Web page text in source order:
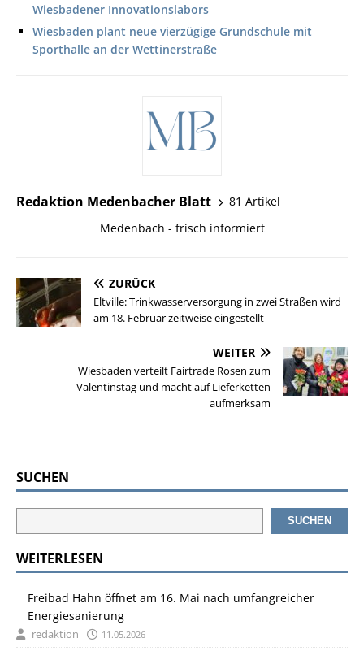
Wiesbadener Innovationslabors
Wiesbaden plant neue vierzügige Grundschule mit
Sporthalle an der Wettinerstraße
Redaktion Medenbacher Blatt
81 Artikel
Medenbach - frisch informiert
ZURÜCK
Eltville: Trinkwasserversorgung in zwei Straßen wird
am 18. Februar zeitweise eingestellt
WEITER
Wiesbaden verteilt Fairtrade Rosen zum
Valentinstag und macht auf Lieferketten
aufmerksam
SUCHEN
SUCHEN
WEITERLESEN
Freibad Hahn öffnet am 16. Mai nach umfangreicher
Energiesanierung
redaktion 11.05.2026